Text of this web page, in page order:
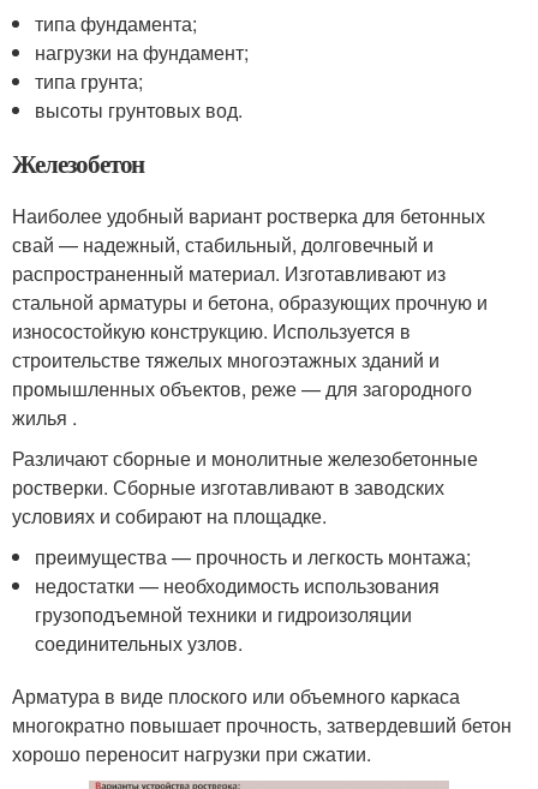
типа фундамента;
нагрузки на фундамент;
типа грунта;
высоты грунтовых вод.
Железобетон
Наиболее удобный вариант ростверка для бетонных
свай — надежный, стабильный, долговечный и
распространенный материал. Изготавливают из
стальной арматуры и бетона, образующих прочную и
износостойкую конструкцию. Используется в
строительстве тяжелых многоэтажных зданий и
промышленных объектов, реже — для загородного
жилья .
Различают сборные и монолитные железобетонные
ростверки. Сборные изготавливают в заводских
условиях и собирают на площадке.
преимущества — прочность и легкость монтажа;
недостатки — необходимость использования
грузоподъемной техники и гидроизоляции
соединительных узлов.
Арматура в виде плоского или объемного каркаса
многократно повышает прочность, затвердевший бетон
хорошо переносит нагрузки при сжатии.